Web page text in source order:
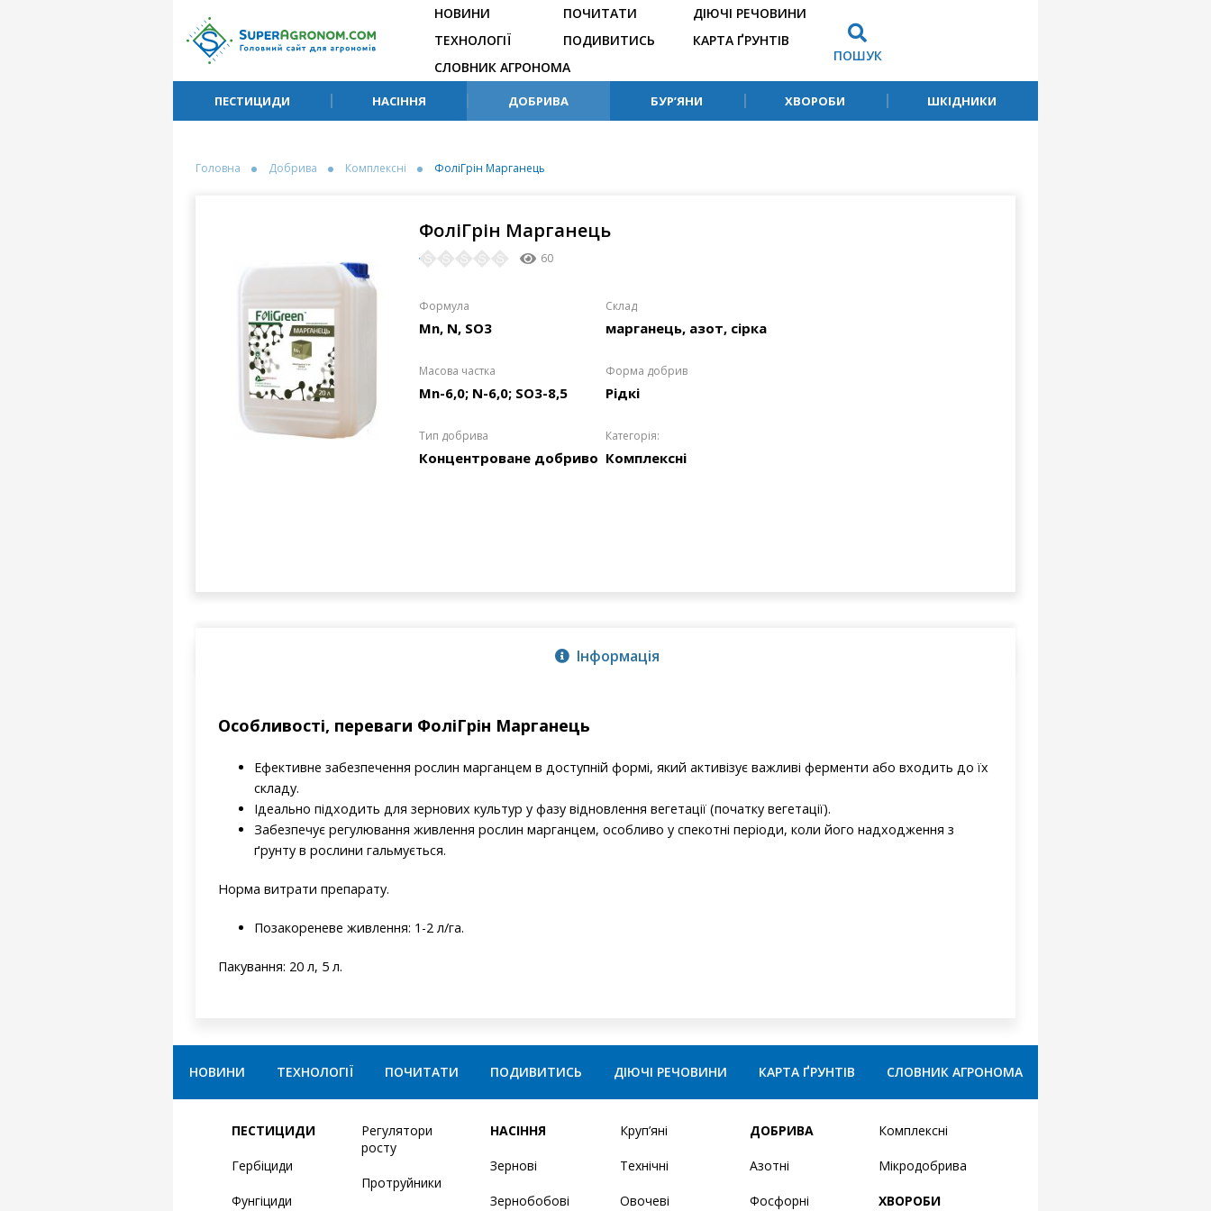
НОВИНИ
ТЕХНОЛОГІЇ
ПОЧИТАТИ
ПОДИВИТИСЬ
ДІЮЧІ РЕЧОВИНИ
КАРТА ҐРУНТІВ
СЛОВНИК АГРОНОМА
ПОШУК
ПЕСТИЦИДИ НАСІННЯ ДОБРИВА БУР’ЯНИ ХВОРОБИ ШКІДНИКИ
Головна Добрива Комплексні ФоліГрін Марганець
ФоліГрін Марганець
60
Формулa
Mn, N, SO3
Склaд
марганець, азот, сірка
Мaсовa чaсткa
Mn-6,0; N-6,0; SO3-8,5
Формa добрив
Рідкі
Тип добрива
Концентроване добриво
Категорія:
Комплексні
Інформація
Особливості, переваги ФоліГрін Марганець
Ефективне забезпечення рослин марганцем в доступній формі, який активізує важливі ферменти або входить до їх
складу.
Ідеально підходить для зернових культур у фазу відновлення вегетації (початку вегетації).
Забезпечує регулювання живлення рослин марганцем, особливо у спекотні періоди, коли його надходження з
ґрунту в рослини гальмується.
Норма витрати препарату.
Позакореневе живлення: 1-2 л/га.
Пакування: 20 л, 5 л.
НОВИНИ ТЕХНОЛОГІЇ ПОЧИТАТИ ПОДИВИТИСЬ ДІЮЧІ РЕЧОВИНИ КАРТА ҐРУНТІВ СЛОВНИК АГРОНОМА
ПЕСТИЦИДИ
Гербіциди
Фунгіциди
Регулятори
росту
Протруйники
НАСІННЯ
Зернові
Зернобобові
Круп’яні
Технічні
Овочеві
ДОБРИВА
Азотні
Фосфорні
Комплексні
Мікродобрива
ХВОРОБИ